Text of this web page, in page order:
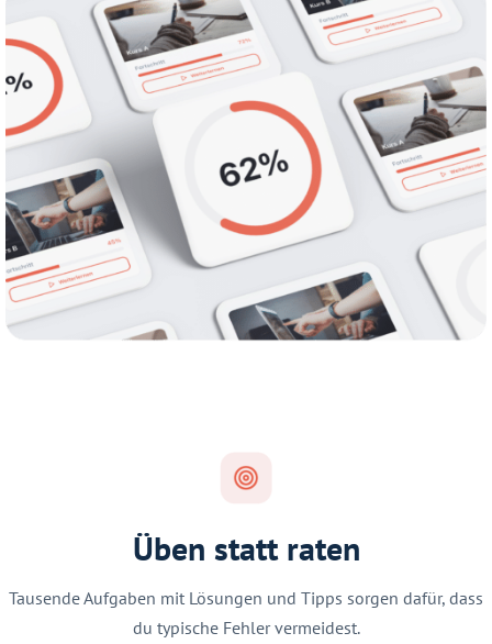
Üben statt raten
Tausende Aufgaben mit Lösungen und Tipps sorgen dafür, dass
du typische Fehler vermeidest.